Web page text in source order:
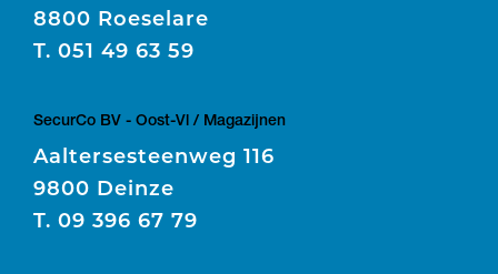
8800 Roeselare
T. 051 49 63 59
SecurCo BV - Oost-Vl / Magazijnen
Aaltersesteenweg 116
9800 Deinze
T. 09 396 67 79